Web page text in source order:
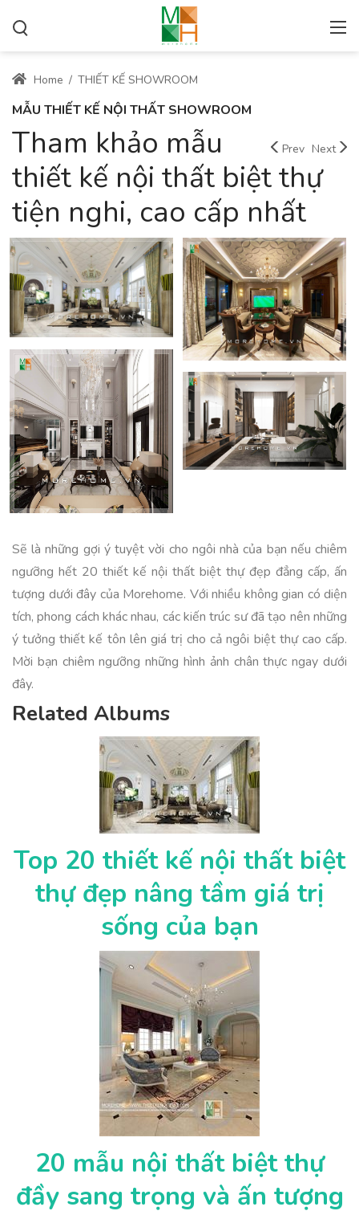
Home / THIẾT KẾ SHOWROOM
MẪU THIẾT KẾ NỘI THẤT SHOWROOM
Prev Next
Tham khảo mẫu
thiết kế nội thất biệt thự
tiện nghi, cao cấp nhất
Sẽ là những gợi ý tuyệt vời cho ngôi nhà của bạn nếu chiêm
ngưỡng hết 20 thiết kế nội thất biệt thự đẹp đẳng cấp, ấn
tượng dưới đây của Morehome. Với nhiều không gian có diện
tích, phong cách khác nhau, các kiến trúc sư đã tạo nên những
ý tưởng thiết kế tôn lên giá trị cho cả ngôi biệt thự cao cấp.
Mời bạn chiêm ngưỡng những hình ảnh chân thực ngay dưới
đây.
Related Albums
Top 20 thiết kế nội thất biệt
thự đẹp nâng tầm giá trị
sống của bạn
20 mẫu nội thất biệt thự
đầy sang trọng và ấn tượng